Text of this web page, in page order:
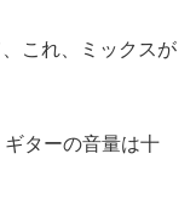
これ、ミックスが
ターの音量は十